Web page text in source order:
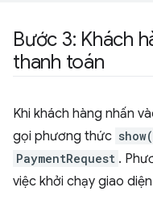
Bước 3: Khách
thanh toán
Khi khách hàng nhấn
gọi phương thức
PaymentRequest .
việc khởi chạy giao